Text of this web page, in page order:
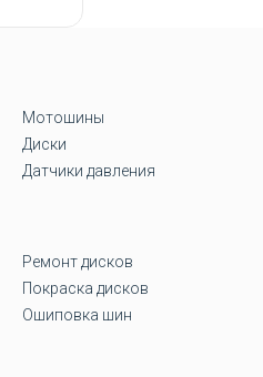
Мотошины
Диски
Датчики давления
Ремонт дисков
Покраска дисков
Ошиповка шин